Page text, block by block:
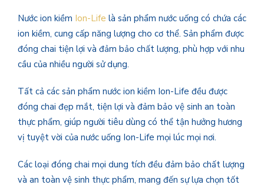
Nước ion kiềm Ion-Life là sản phẩm nước uống có chứa các
ion kiềm, cung cấp năng lượng cho cơ thể. Sản phẩm được
đóng chai tiện lợi và đảm bảo chất lượng, phù hợp với nhu
cầu của nhiều người sử dụng.
Tất cả các sản phẩm nước ion kiềm Ion-Life đều được
đóng chai đẹp mắt, tiện lợi và đảm bảo vệ sinh an toàn
thực phẩm, giúp người tiêu dùng có thể tận hưởng hương
vị tuyệt vời của nước uống Ion-Life mọi lúc mọi nơi.
Các loại đóng chai mọi dung tích đều đảm bảo chất lượng
và an toàn vệ sinh thực phẩm, mang đến sự lựa chọn tốt